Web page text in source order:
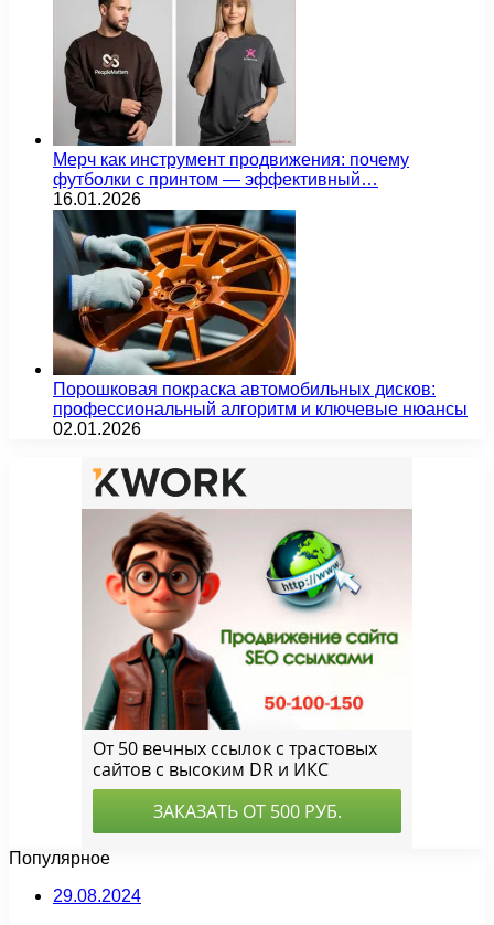
Мерч как инструмент продвижения: почему
футболки с принтом — эффективный…
16.01.2026
Порошковая покраска автомобильных дисков:
профессиональный алгоритм и ключевые нюансы
02.01.2026
Популярное
29.08.2024